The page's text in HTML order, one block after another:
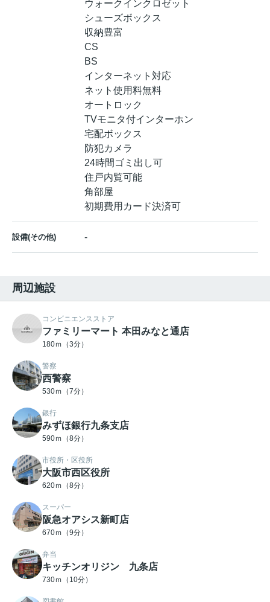
ウォークインクロゼット
シューズボックス
収納豊富
CS
BS
インターネット対応
ネット使用料無料
オートロック
TVモニタ付インターホン
宅配ボックス
防犯カメラ
24時間ゴミ出し可
住戸内覧可能
角部屋
初期費用カード決済可
設備(その他) -
周辺施設
コンビニエンスストア
ファミリーマート 本田みなと通店
180ｍ（3分）
警察
西警察
530ｍ（7分）
銀行
みずほ銀行九条支店
590ｍ（8分）
市役所・区役所
大阪市西区役所
620ｍ（8分）
スーパー
阪急オアシス新町店
670ｍ（9分）
弁当
キッチンオリジン 九条店
730ｍ（10分）